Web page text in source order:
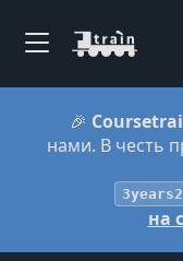
🎉
нами. В честь
на